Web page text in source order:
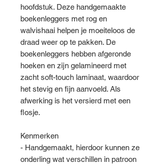
hoofdstuk. Deze handgemaakte
boekenleggers met rog en
walvishaai helpen je moeiteloos de
draad weer op te pakken. De
boekenleggers hebben afgeronde
hoeken en zijn gelamineerd met
zacht soft-touch laminaat, waardoor
het stevig en fijn aanvoeld. Als
afwerking is het versierd met een
flosje.
Kenmerken
- Handgemaakt, hierdoor kunnen ze
onderling wat verschillen in patroon